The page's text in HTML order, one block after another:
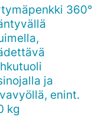
360°
ja
enint.
kg